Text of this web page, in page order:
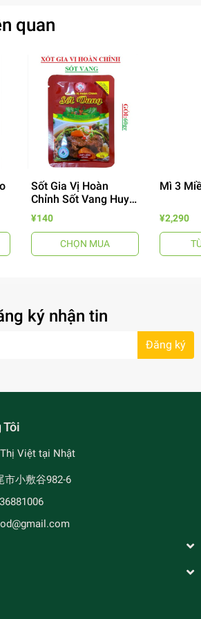
quan
Sốt Gia Vị Hoàn
Chỉnh Sốt Vang Huy
Tuấn
¥140
CHỌN MUA
Mì 3
¥2,290
ký nhận tin
Đăng ký
Tôi
Việt tại Nhật
市小敷谷982-6